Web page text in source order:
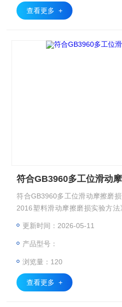
查看更多 +
符合GB3960多工位滑动
符合GB3960多工位滑动摩擦磨
2016塑料滑动摩擦磨损实验方法
更新时间：2026-05-11
产品型号：
浏览量：120
查看更多 +